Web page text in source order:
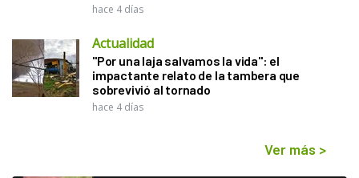
hace 4 días
Actualidad
"Por una laja salvamos la vida": el
impactante relato de la tambera que
sobrevivió al tornado
hace 4 días
Ver más >